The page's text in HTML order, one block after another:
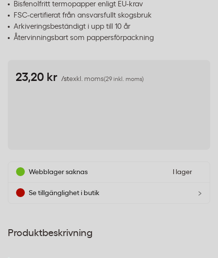
Bisfenolfritt termopapper enligt EU-krav
FSC-certifierat från ansvarsfullt skogsbruk
Arkiveringsbeständigt i upp till 10 år
Återvinningsbart som pappersförpackning
23,20 kr /stexkl. moms(29 inkl. moms)
Webblager saknas I lager
Se tillgänglighet i butik ›
Produktbeskrivning